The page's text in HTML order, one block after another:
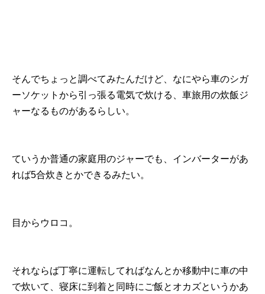
そんでちょっと調べてみたんだけど、なにやら車のシガ
ーソケットから引っ張る電気で炊ける、車旅用の炊飯ジ
ャーなるものがあるらしい。
ていうか普通の家庭用のジャーでも、インバーターがあ
れば5合炊きとかできるみたい。
目からウロコ。
それならば丁寧に運転してればなんとか移動中に車の中
で炊いて、寝床に到着と同時にご飯とオカズというかあ